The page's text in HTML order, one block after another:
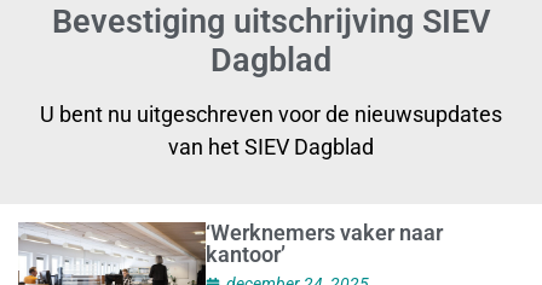
Bevestiging uitschrijving SIEV
Dagblad
U bent nu uitgeschreven voor de nieuwsupdates
van het SIEV Dagblad
‘Werknemers vaker naar
kantoor’